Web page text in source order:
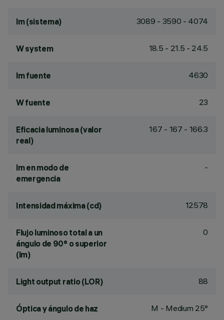
lm (sistema) 3089 - 3590 - 4074
W system 18.5 - 21.5 - 24.5
lm fuente 4630
W fuente 23
Eficacia luminosa (valor
real)
167 - 167 - 166.3
lm en modo de
emergencia
-
Intensidad máxima (cd) 12578
Flujo luminoso total a un
ángulo de 90° o superior
(lm)
0
Light output ratio (LOR) 88
Óptica y ángulo de haz M - Medium 25°